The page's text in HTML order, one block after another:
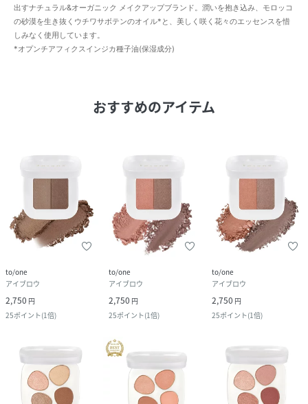
出すナチュラル&オーガニック メイクアップブランド。潤いを抱き込み、モロッコ
の砂漠を生き抜くウチワサボテンのオイル*と、美しく咲く花々のエッセンスを惜
しみなく使用しています。
*オプンチアフィクスインジカ種子油(保湿成分)
おすすめのアイテム
to/one
アイブロウ
2,750 円
25ポイント(1倍)
to/one
アイブロウ
2,750 円
25ポイント(1倍)
to/one
アイブロウ
2,750 円
25ポイント(1倍)